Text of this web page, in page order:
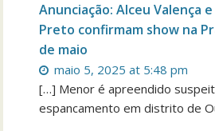
Anunciação: Alceu Valença
Preto confirmam show na
de maio
maio 5, 2025 at 5:48 pm
[…] Menor é apreendido
espancamento em distrito de